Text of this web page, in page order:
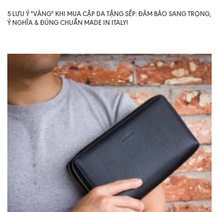
5 LƯU Ý "VÀNG" KHI MUA CẶP DA TẶNG SẾP: ĐẢM BẢO SANG TRỌNG,
Ý NGHĨA & ĐÚNG CHUẨN MADE IN ITALY!